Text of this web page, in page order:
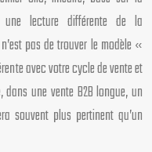
lecture différente de la
pas de trouver le modèle «
avec votre cycle de vente et
une vente B2B longue, un
souvent plus pertinent qu’un